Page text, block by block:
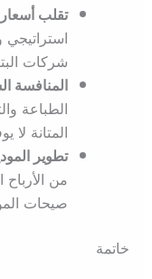
تقلب أسعار
استراتيجي
شركات
المنافسة
الطباعة
المتانة لا
تطوير
من
صيحات
خاتمة